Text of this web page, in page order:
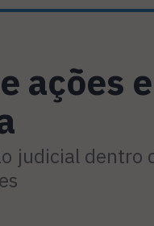
ações
judicial dentro